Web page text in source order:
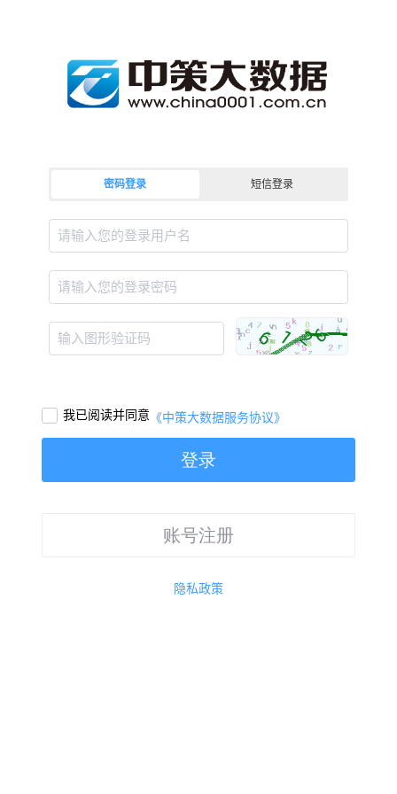
密码登录 短信登录
请输入您的登录用户名
请输入您的登录密码
输入图形验证码
我已阅读并同意 《中策大数据服务协议》
登录
账号注册
隐私政策